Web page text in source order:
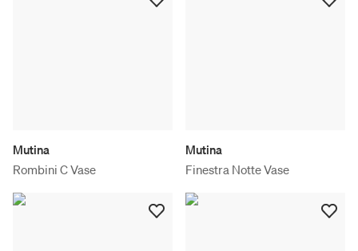
Mutina
Rombini C Vase
Mutina
Finestra Notte Vase